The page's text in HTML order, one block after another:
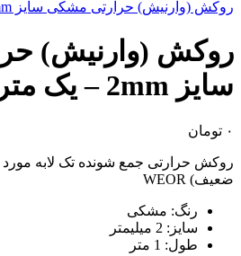
روکش (وارنیش) حرارتی مشکی سایز 3mm – یک متر
روکش (وارنیش)
سایز 2mm – یک متر
۰ تومان
روکش حرارتی جمع شونده تک لابه
ضعیف) WEOR
رنگ: مشکی
سایز: 2 میلیمتر
طول: 1 متر